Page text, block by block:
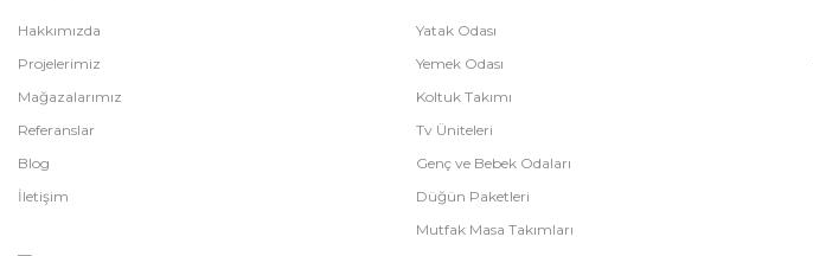
Hakkımızda
Projelerimiz
Mağazalarımız
Referanslar
Blog
İletişim
Yatak Odası
Yemek Odası
Koltuk Takımı
Tv Üniteleri
Genç ve Bebek Odaları
Düğün Paketleri
Mutfak Masa Takımları